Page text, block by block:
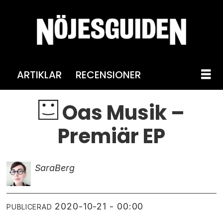
ARTIKLAR RECENSIONER
Oas Musik –
Premiär EP
SaraBerg
PUBLICERAD 2020-10-21 - 00:00